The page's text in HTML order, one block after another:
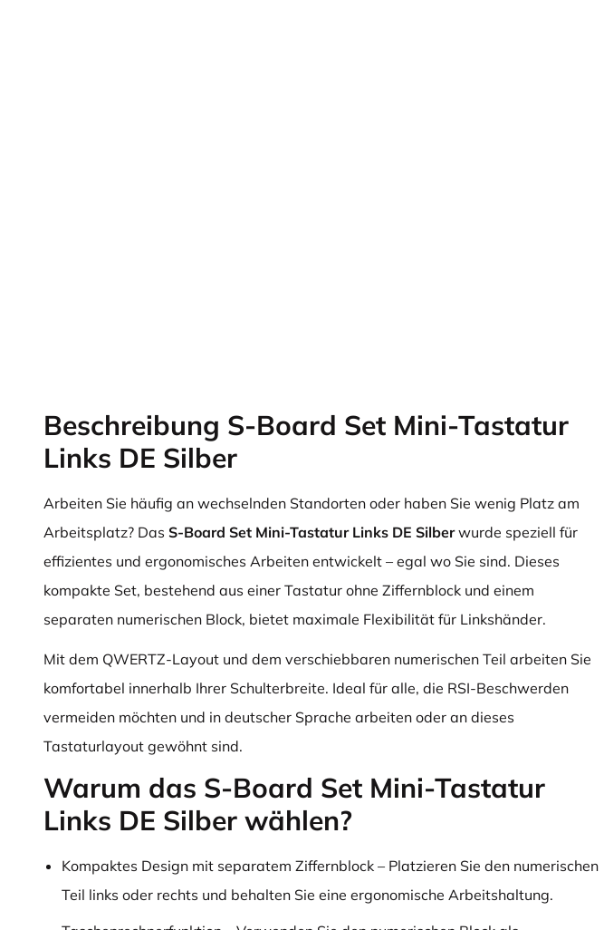
Beschreibung S-Board Set Mini-Tastatur
Links DE Silber
Arbeiten Sie häufig an wechselnden Standorten oder haben Sie wenig Platz am
Arbeitsplatz? Das S-Board Set Mini-Tastatur Links DE Silberwurde speziell für
effizientes und ergonomisches Arbeiten entwickelt – egal wo Sie sind. Dieses
kompakte Set, bestehend aus einer Tastatur ohne Ziffernblock und einem
separaten numerischen Block, bietet maximale Flexibilität für Linkshänder.
Mit dem QWERTZ-Layout und dem verschiebbaren numerischen Teil arbeiten Sie
komfortabel innerhalb Ihrer Schulterbreite. Ideal für alle, die RSI-Beschwerden
vermeiden möchten und in deutscher Sprache arbeiten oder an dieses
Tastaturlayout gewöhnt sind.
Warum das S-Board Set Mini-Tastatur
Links DE Silber wählen?
Kompaktes Design mit separatem Ziffernblock – Platzieren Sie den numerischen
Teil links oder rechts und behalten Sie eine ergonomische Arbeitshaltung.